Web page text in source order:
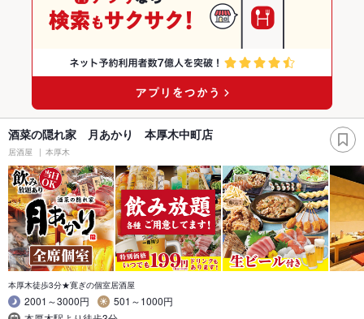
酒菜の隠れ家 月あかり 本厚木中町店
居酒屋 本厚木
本厚木徒歩3分★寛ぎの個室居酒屋
2001～3000円
501～1000円